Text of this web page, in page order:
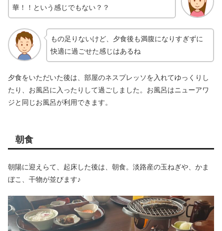
華！！という感じでもない？？
もの足りないけど、夕食後も満腹になりすぎずに
快適に過ごせた感じはあるね
夕食をいただいた後は、部屋のネスプレッソを入れてゆっくりし
たり、お風呂に入ったりして過ごしました。お風呂はニューアワ
ジと同じお風呂が利用できます。
朝食
朝陽に迎えらて、起床した後は、朝食。淡路産の玉ねぎや、かま
ぼこ、干物が並びます♪